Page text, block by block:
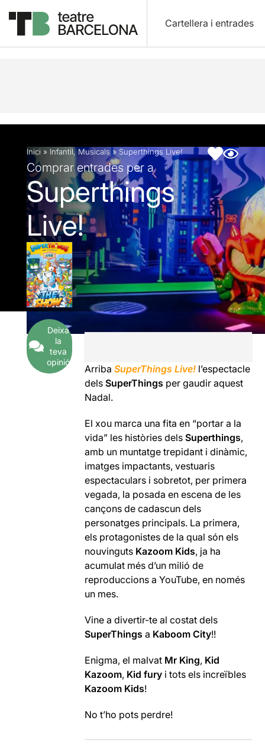
Cartellera i entrades
Descripció Fitxa artística
Inici » Infantil,Musicals » Superthings Live!
Comprar entrades per a
Superthings
Live!
Deixa
la
teva
opinió
ArribaSuperThings Live! l’espectacle
delsSuperThings per gaudir aquest
Nadal.
El xou marca una fita en “portar a la
vida” les històries delsSuperthings,
amb un muntatge trepidant i dinàmic,
imatges impactants, vestuaris
espectaculars i sobretot, per primera
vegada, la posada en escena de les
cançons de cadascun dels
personatges principals. La primera,
els protagonistes de la qual són els
nouvinguts Kazoom Kids, ja ha
acumulat més d’un milió de
reproduccions a YouTube, en només
un mes.
Vine a divertir-te al costat dels
SuperThings a Kaboom City!!
Enigma, el malvat Mr King, Kid
Kazoom, Kid fury i tots els increïbles
Kazoom Kids!
No t’ho pots perdre!